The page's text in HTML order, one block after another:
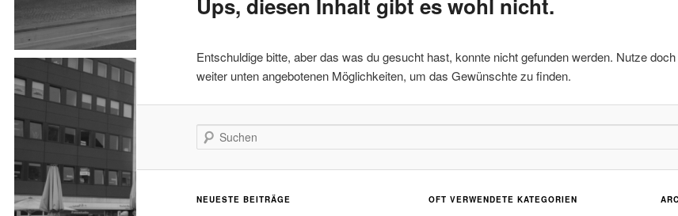
Ups, diesen Inhalt gibt es wohl nicht.
Entschuldige bitte, aber das was du gesucht hast, konnte nicht gefunden werden. Nutze
weiter unten angebotenen Möglichkeiten, um das Gewünschte zu finden.
Suchen
NEUESTE BEITRÄGE OFT VERWENDETE KATEGORIEN